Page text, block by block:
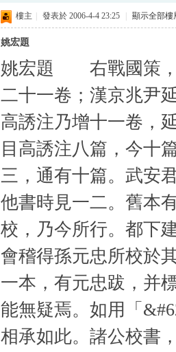
樓主 發表於 2006-4-4 23:25 顯示全部樓
姚宏題
姚宏題 右戰國策，
二十一卷；漢京兆尹
高誘注乃增十一卷，
目高誘注八篇，今十
三，通有十篇。武安
他書時見一二。舊本
校，乃今所行。都
會稽得孫元忠所校於
一本，有元忠跋，并
能無疑焉。如用「
相承如此。諸公校書